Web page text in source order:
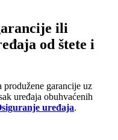
ili
od štete i
produžene garancije uz
uređaja obuhvaćenih
uređaja.